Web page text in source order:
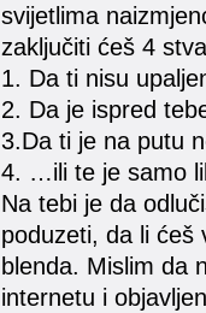
svijetlima
zaključiti ćeš 4
1. Da ti nisu
2. Da je ispred
3.Da ti je na putu
4. …ili te je samo
Na tebi je da
poduzeti, da li ćeš
blenda. Mislim da
internetu i